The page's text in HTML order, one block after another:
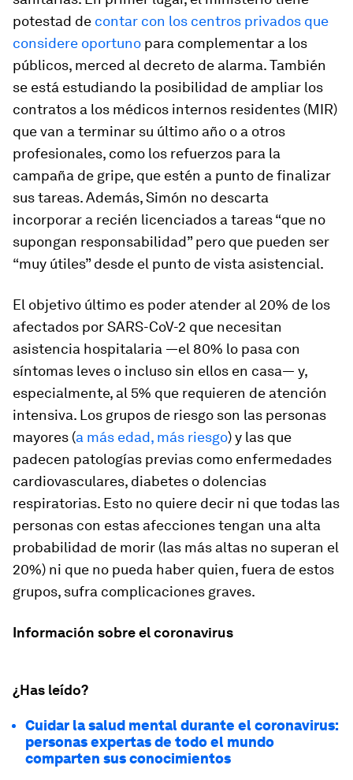
potestad de contar con los centros privados que
considere oportuno para complementar a los
públicos, merced al decreto de alarma. También
se está estudiando la posibilidad de ampliar los
contratos a los médicos internos residentes (MIR)
que van a terminar su último año o a otros
profesionales, como los refuerzos para la
campaña de gripe, que estén a punto de finalizar
sus tareas. Además, Simón no descarta
incorporar a recién licenciados a tareas “que no
supongan responsabilidad” pero que pueden ser
“muy útiles” desde el punto de vista asistencial.
El objetivo último es poder atender al 20% de los
afectados por SARS-CoV-2 que necesitan
asistencia hospitalaria ―el 80% lo pasa con
síntomas leves o incluso sin ellos en casa― y,
especialmente, al 5% que requieren de atención
intensiva. Los grupos de riesgo son las personas
mayores (a más edad, más riesgo) y las que
padecen patologías previas como enfermedades
cardiovasculares, diabetes o dolencias
respiratorias. Esto no quiere decir ni que todas las
personas con estas afecciones tengan una alta
probabilidad de morir (las más altas no superan el
20%) ni que no pueda haber quien, fuera de estos
grupos, sufra complicaciones graves.
Información sobre el coronavirus
¿Has leído?
Cuidar la salud mental durante el coronavirus:
personas expertas de todo el mundo
comparten sus conocimientos